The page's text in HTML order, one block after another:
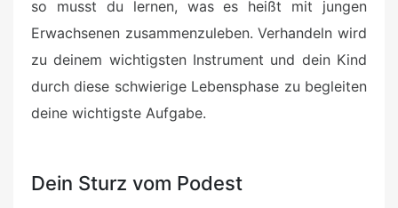
so musst du lernen, was es heißt mit jungen
Erwachsenen zusammenzuleben. Verhandeln wird
zu deinem wichtigsten Instrument und dein Kind
durch diese schwierige Lebensphase zu begleiten
deine wichtigste Aufgabe.
Dein Sturz vom Podest